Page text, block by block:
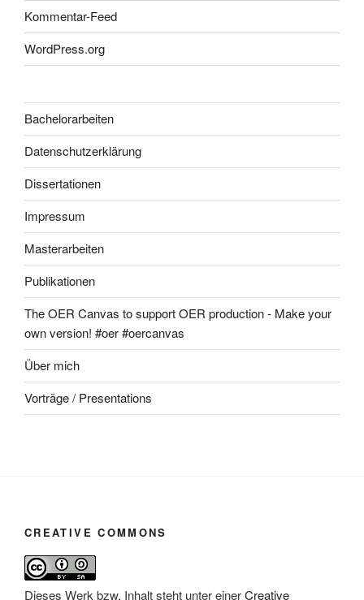
Kommentar-Feed
WordPress.org
Bachelorarbeiten
Datenschutzerklärung
Dissertationen
Impressum
Masterarbeiten
Publikationen
The OER Canvas to support OER production - Make your
own version! #oer #oercanvas
Über mich
Vorträge / Presentations
CREATIVE COMMONS
Dieses Werk bzw. Inhalt steht unter einerCreative